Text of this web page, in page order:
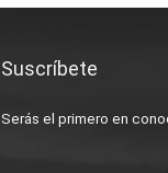
Suscríbete
Serás el primero en